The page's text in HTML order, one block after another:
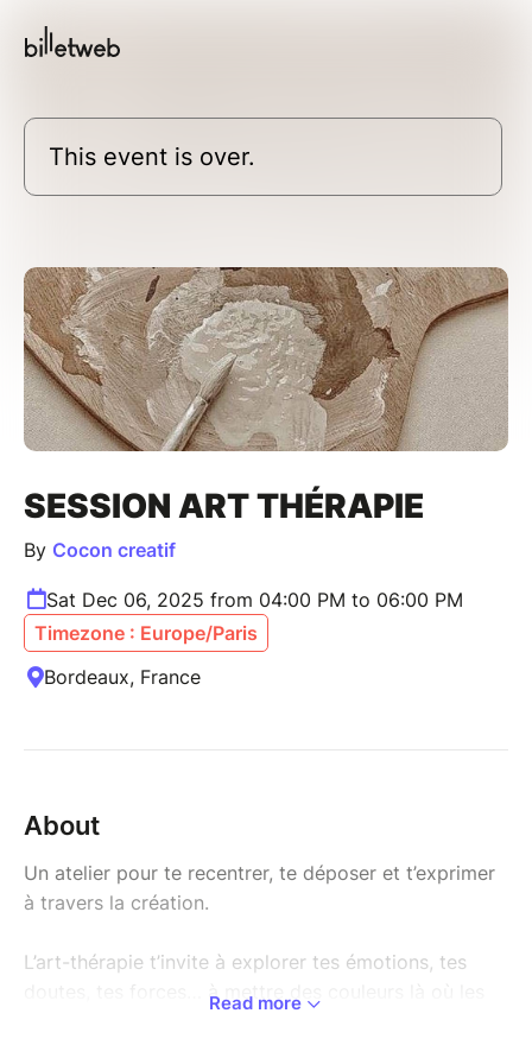
This event is over.
SESSION ART THÉRAPIE
By Cocon creatif
Sat Dec 06, 2025 from 04:00 PM to 06:00 PM
Timezone : Europe/Paris
Bordeaux, France
About
Un atelier pour te recentrer, te déposer et t’exprimer
à travers la création.
L’art-thérapie t’invite à explorer tes émotions, tes
doutes, tes forces… à mettre des couleurs là où les
Read more